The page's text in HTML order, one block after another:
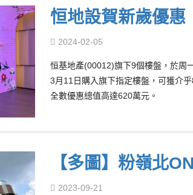
恒地設賀新歲優
2024-02-05
恒基地產(00012)旗下9個樓盤，於周
3月11日購入旗下指定樓盤，可獲介
全數優惠總值高達620萬元。
【多圖】粉嶺北
2023-09-21